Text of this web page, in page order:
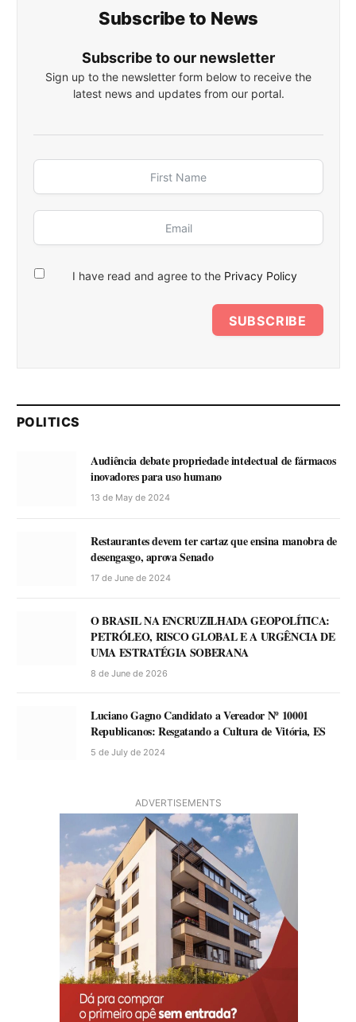
Subscribe to News
Subscribe to our newsletter
Sign up to the newsletter form below to receive the
latest news and updates from our portal.
I have read and agree to the Privacy Policy
SUBSCRIBE
POLITICS
Audiência debate propriedade intelectual de fármacos
inovadores para uso humano
13 de May de 2024
Restaurantes devem ter cartaz que ensina manobra de
desengasgo, aprova Senado
17 de June de 2024
O BRASIL NA ENCRUZILHADA GEOPOLÍTICA:
PETRÓLEO, RISCO GLOBAL E A URGÊNCIA DE
UMA ESTRATÉGIA SOBERANA
8 de June de 2026
Luciano Gagno Candidato a Vereador Nº 10001
Republicanos: Resgatando a Cultura de Vitória, ES
5 de July de 2024
ADVERTISEMENTS